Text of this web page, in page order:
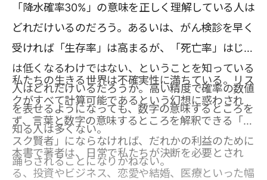
「降水確率30%」の意味を正しく理解している人は
どれだけいるのだろう。あるいは、がん検診を早く
受ければ「生存率」は高まるが、「死亡率」はじつ
は低くなるわけではない、ということを知っている
人はどれだけいるだろうか。高い精度で確率の数値
を表せるようになっても、数字の意味するところを
知る人は多くない。
私たちの生きる世界は不確実性に満ちている。リス
クがすべて計算可能であるという幻想に惑わされ
ず、言葉と数字の意味するところを解釈できる「リ
スク賢者」にならなければ、だれかの利益のために
踊らされることになりかねない。
本書で著者は、日常で私たちが決断を必要とされ
る、投資やビジネス、恋愛や結婚、医療といった幅